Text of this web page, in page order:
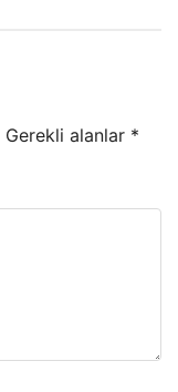
Gerekli alanlar *